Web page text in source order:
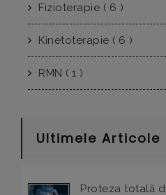
Fizioterapie ( 6 )
Kinetoterapie ( 6 )
RMN ( 1 )
Ultimele Articole
Proteza totală